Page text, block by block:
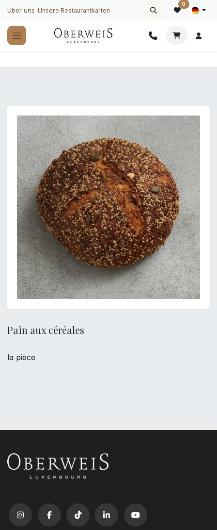
Zum Inhalt springen
Über uns Unsere Restaurantkarten
0
Pain aux céréales
la pièce